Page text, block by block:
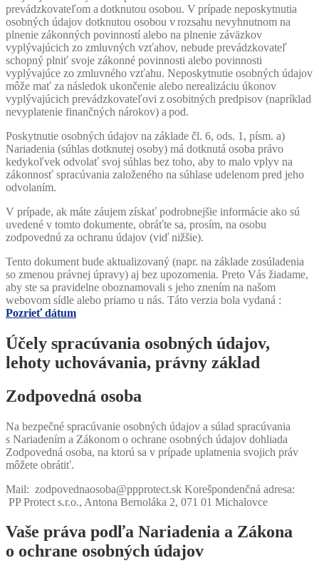
prevádzkovateľom a dotknutou osobou. V prípade neposkytnutia
osobných údajov dotknutou osobou v rozsahu nevyhnutnom na
plnenie zákonných povinností alebo na plnenie záväzkov
vyplývajúcich zo zmluvných vzťahov, nebude prevádzkovateľ
schopný plniť svoje zákonné povinnosti alebo povinnosti
vyplývajúce zo zmluvného vzťahu. Neposkytnutie osobných údajov
môže mať za následok ukončenie alebo nerealizáciu úkonov
vyplývajúcich prevádzkovateľovi z osobitných predpisov (napríklad
nevyplatenie finančných nárokov) a pod.
Poskytnutie osobných údajov na základe čl. 6, ods. 1, písm. a)
Nariadenia (súhlas dotknutej osoby) má dotknutá osoba právo
kedykoľvek odvolať svoj súhlas bez toho, aby to malo vplyv na
zákonnosť spracúvania založeného na súhlase udelenom pred jeho
odvolaním.
V prípade, ak máte záujem získať podrobnejšie informácie ako sú
uvedené v tomto dokumente, obráťte sa, prosím, na osobu
zodpovednú za ochranu údajov (viď nižšie).
Tento dokument bude aktualizovaný (napr. na základe zosúladenia
so zmenou právnej úpravy) aj bez upozornenia. Preto Vás žiadame,
aby ste sa pravidelne oboznamovali s jeho znením na našom
webovom sídle alebo priamo u nás. Táto verzia bola vydaná :
Pozrieť dátum
Účely spracúvania osobných údajov,
lehoty uchovávania, právny základ
Zodpovedná osoba
Na bezpečné spracúvanie osobných údajov a súlad spracúvania
s Nariadením a Zákonom o ochrane osobných údajov dohliada
Zodpovedná osoba, na ktorú sa v prípade uplatnenia svojich práv
môžete obrátiť.
Mail: zodpovednaosoba@ppprotect.sk Korešpondenčná adresa:
PP Protect s.r.o., Antona Bernoláka 2, 071 01 Michalovce
Vaše práva podľa Nariadenia a Zákona
o ochrane osobných údajov